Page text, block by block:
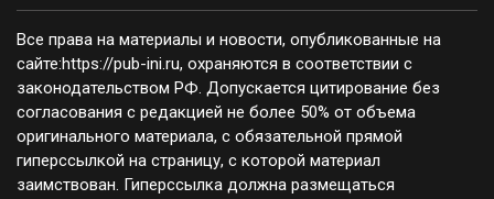
Все права на материалы и новости, опубликованные на
сайте:https://pub-ini.ru, охраняются в соответствии с
законодательством РФ. Допускается цитирование без
согласования с редакцией не более 50% от объема
оригинального материала, с обязательной прямой
гиперссылкой на страницу, с которой материал
заимствован. Гиперссылка должна размещаться